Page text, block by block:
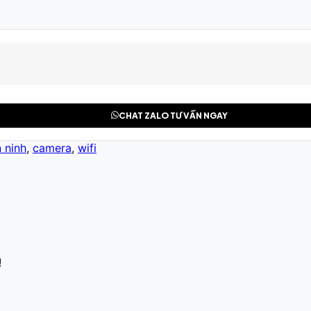
CHAT ZALO TƯ VẤN NGAY
ninh, camera, wifi